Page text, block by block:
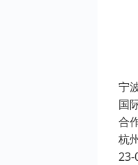
宁
国
合
杭
23-